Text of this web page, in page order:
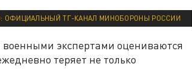
ОФИЦИАЛЬНЫЙ ТГ-КАНАЛ МИНОБОРОНЫ РОССИИ
экспертами оцениваются
теряет не только